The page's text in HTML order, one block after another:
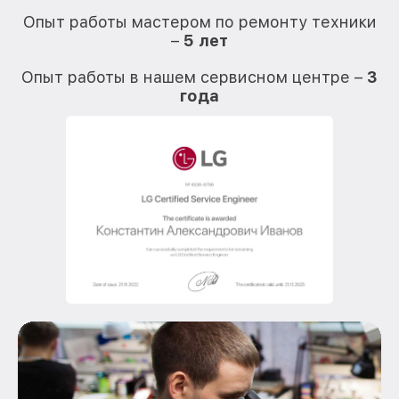
Опыт работы мастером по ремонту техники
– 5 лет
Опыт работы в нашем сервисном центре – 3
года